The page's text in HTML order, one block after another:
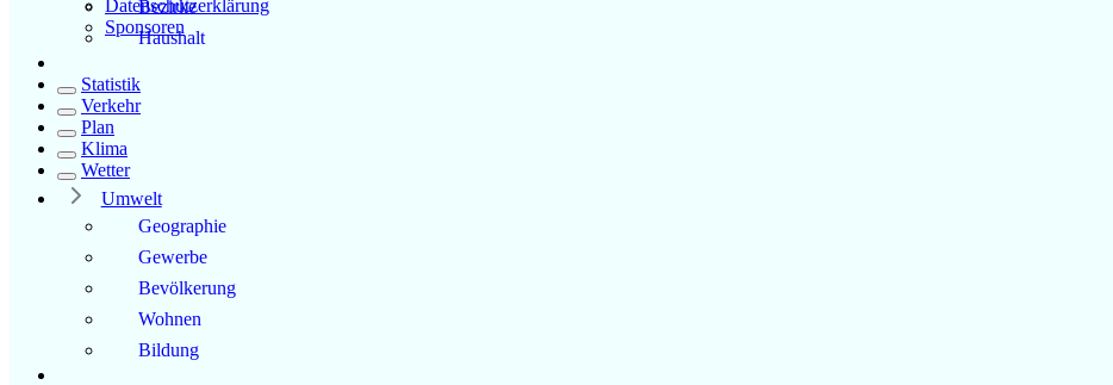
Datenschutzerklärung
Sponsoren
Bezirke
Haushalt
Statistik
Verkehr
Plan
Klima
Wetter
Umwelt
Geographie
Gewerbe
Bevölkerung
Wohnen
Bildung